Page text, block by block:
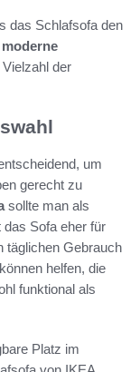
das Schlafsofa den
moderne
der
um
gerecht zu
sollte man als
Sofa eher für
täglichen Gebrauch
helfen, die
funktional als
Platz im